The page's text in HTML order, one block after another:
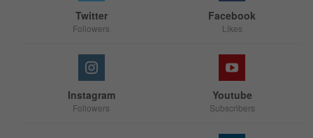
Facebook
Likes
Twitter
Followers
Youtube
Subscribers
Instagram
Followers